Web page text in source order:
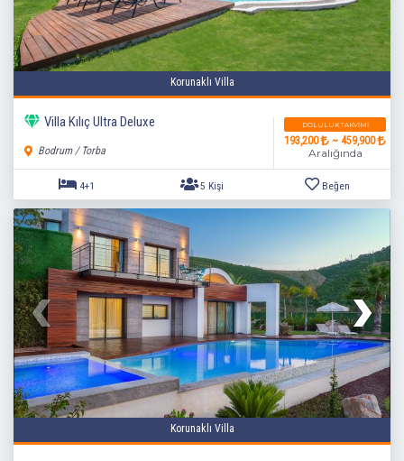
Korunaklı Villa
Villa Kılıç Ultra Deluxe
Bodrum / Torba
DOLULUK TAKVIMI
193,200 ~ 459,900
Aralığında
4+1 5 Kişi Beğen
Korunaklı Villa